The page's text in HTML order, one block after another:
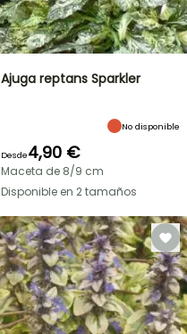
BULBOS
DE
PRIMAVERA
Ajuga reptans Sparkler
No disponible
Desde4,90 €
Maceta de 8/9 cm
Disponible en 2 tamaños